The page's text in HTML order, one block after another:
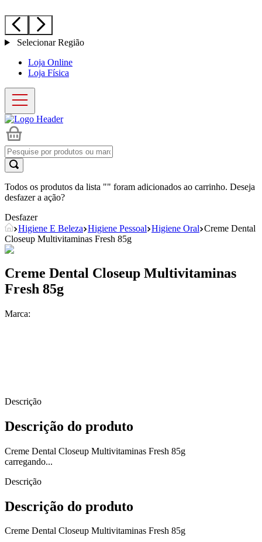
Selecionar Região
Loja Online
Loja Física
Todos os produtos da lista "" foram adicionados ao carrinho. Deseja
desfazer a ação?
Desfazer
Higiene E Beleza Higiene Pessoal Higiene Oral Creme Dental
Closeup Multivitaminas Fresh 85g
Creme Dental Closeup Multivitaminas
Fresh 85g
Marca:
Descrição
Descrição do produto
Creme Dental Closeup Multivitaminas Fresh 85g
carregando...
Descrição
Descrição do produto
Creme Dental Closeup Multivitaminas Fresh 85g